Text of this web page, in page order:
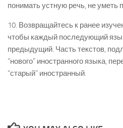
понимать устную речь, не уметь
10. Возвращайтесь к ранее
чтобы каждый последующий
предыдущий. Часть текстов,
“нового” иностранного языка,
“старый” иностранный.